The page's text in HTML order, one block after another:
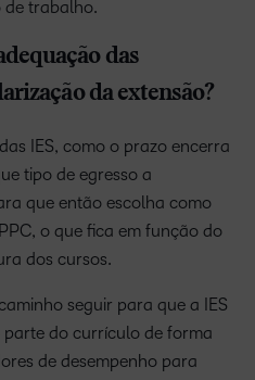
de trabalho.
das
da extensão?
IES, como o prazo encerra
tipo de egresso a
que então escolha como
o que fica em função do
dos cursos.
seguir para que a IES
do currículo de forma
de desempenho para